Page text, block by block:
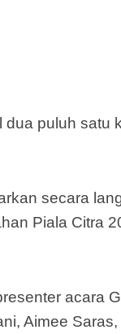
puluh satu
secara
Piala Citra
acara
Aimee